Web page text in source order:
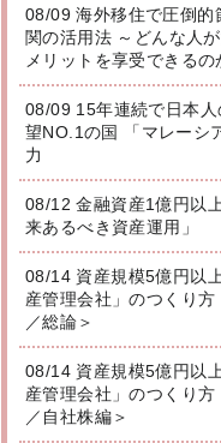
08/09 海外移住で圧倒的
関の活用法 ～どんな人
メリットを享受できるの
08/09 15年連続で日本
望NO.1の国 「マレーシ
力
08/12 金融資産1億円以
来あるべき資産運用」
08/14 資産規模5億円以
産管理会社」のつくり
／総論＞
08/14 資産規模5億円以
産管理会社」のつくり
／自社株編＞